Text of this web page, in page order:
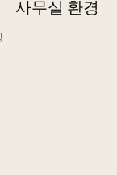
사무실 환경